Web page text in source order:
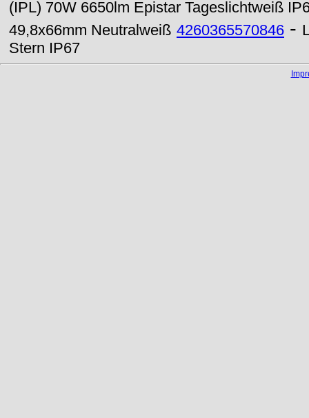
(IPL) 70W 6650lm Epistar Tageslichtweiß
49,8x66mm Neutralweiß 4260365570846 -
Stern IP67